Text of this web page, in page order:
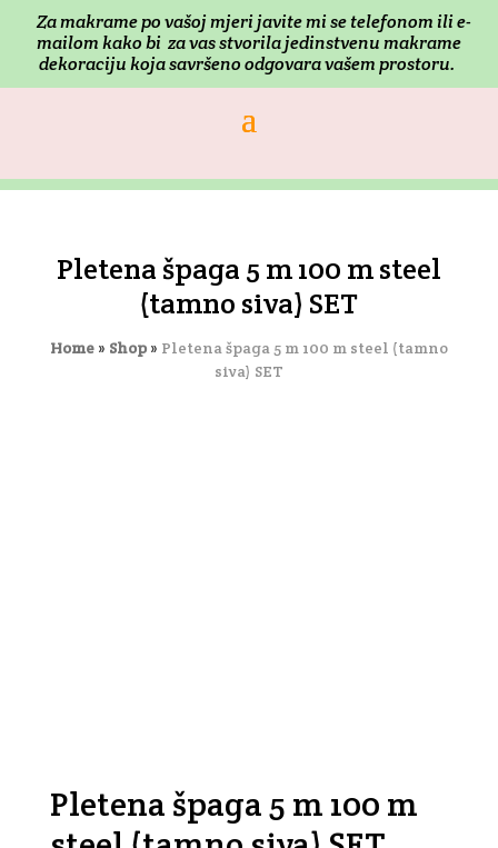
Za makrame po vašoj mjeri javite mi se telefonom ili e-
mailom kako bi za vas stvorila jedinstvenu makrame
dekoraciju koja savršeno odgovara vašem prostoru.
Pletena špaga 5 m 100 m steel
(tamno siva) SET
Home» Shop» Pletena špaga 5 m 100 m steel (tamno
siva) SET
Pletena špaga 5 m 100 m